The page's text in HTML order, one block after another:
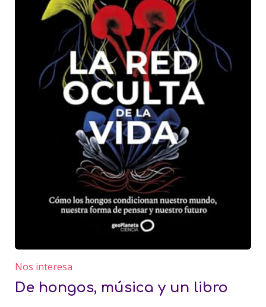
Nos interesa
De hongos, música y un libro